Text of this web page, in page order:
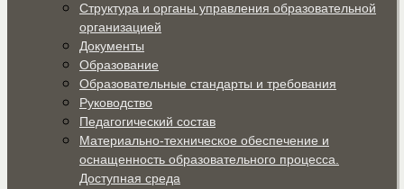
Структура и органы управления образовательной
организацией
Документы
Образование
Образовательные стандарты и требования
Руководство
Педагогический состав
Материально-техническое обеспечение и
оснащенность образовательного процесса.
Доступная среда